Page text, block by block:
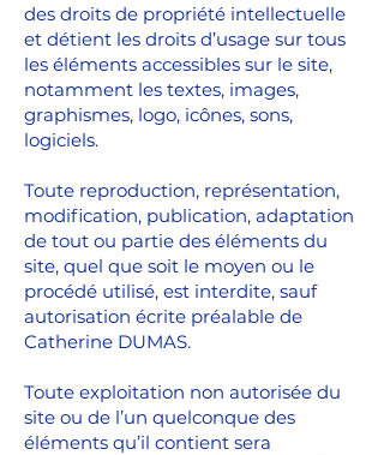
des droits de propriété intellectuelle
et détient les droits d’usage sur tous
les éléments accessibles sur le site,
notamment les textes, images,
graphismes, logo, icônes, sons,
logiciels.
Toute reproduction, représentation,
modification, publication, adaptation
de tout ou partie des éléments du
site, quel que soit le moyen ou le
procédé utilisé, est interdite, sauf
autorisation écrite préalable de
Catherine DUMAS.
Toute exploitation non autorisée du
site ou de l’un quelconque des
éléments qu’il contient sera